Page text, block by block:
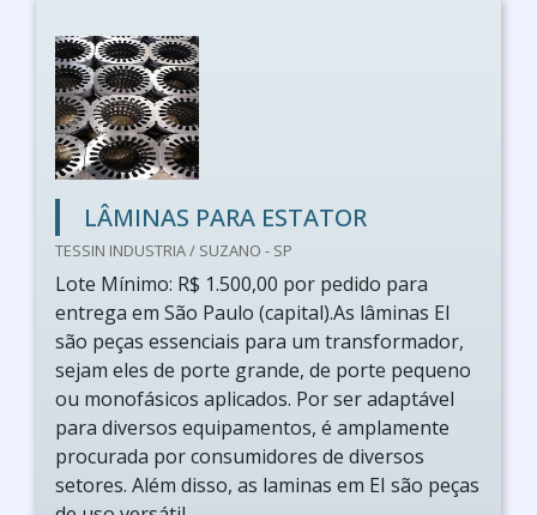
LÂMINAS PARA ESTATOR
TESSIN INDUSTRIA / SUZANO - SP
Lote Mínimo: R$ 1.500,00 por pedido para
entrega em São Paulo (capital).As lâminas EI
são peças essenciais para um transformador,
sejam eles de porte grande, de porte pequeno
ou monofásicos aplicados. Por ser adaptável
para diversos equipamentos, é amplamente
procurada por consumidores de diversos
setores. Além disso, as laminas em EI são peças